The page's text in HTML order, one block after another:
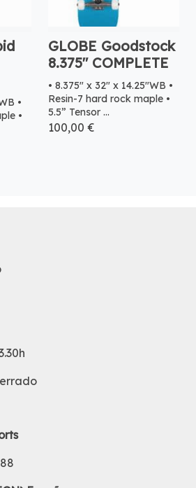
•
•
GLOBE Goodstock
8.375" COMPLETE
• 8.375" x 32" x 14.25"WB •
Resin-7 hard rock maple •
5.5” Tensor ...
100,00 €